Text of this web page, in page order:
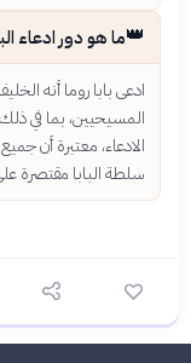
👑ما هو دور ادعاء
ادعى بابا روما أنه
المسيحيين، بما في
الادعاء، معتبرة أن
سلطة البابا مقتصرة